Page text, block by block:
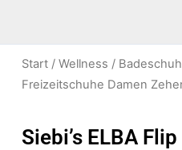
Start / Wellness /
Freizeitschuhe Damen
Siebi’s ELBA